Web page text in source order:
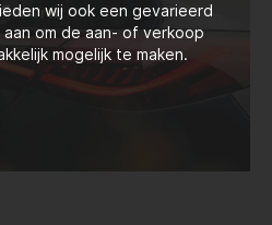
wij ook een gevarieerd
om de aan- of verkoop
mogelijk te maken.